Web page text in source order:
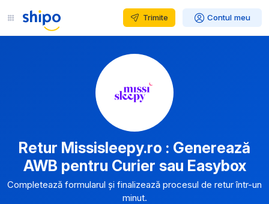
Trimite Contul meu
Retur Missisleepy.ro : Generează
AWB pentru Curier sau Easybox
Completează formularul și finalizează procesul de retur într-un
minut.